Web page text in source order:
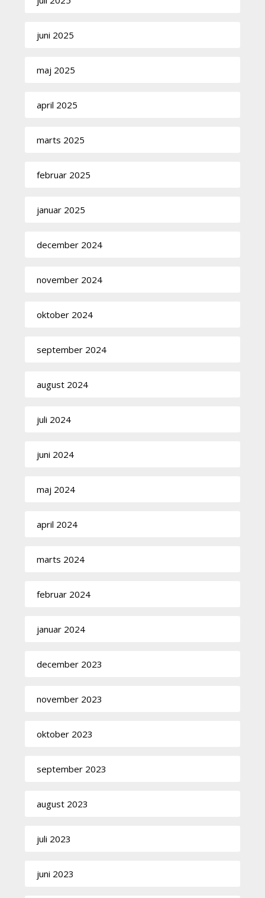
juni 2025
maj 2025
april 2025
marts 2025
februar 2025
januar 2025
december 2024
november 2024
oktober 2024
september 2024
august 2024
juli 2024
juni 2024
maj 2024
april 2024
marts 2024
februar 2024
januar 2024
december 2023
november 2023
oktober 2023
september 2023
august 2023
juli 2023
juni 2023